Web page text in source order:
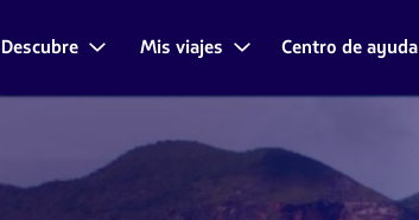
Descubre Mis viajes Centro de ayuda